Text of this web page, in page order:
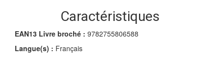
Caractéristiques
EAN13 Livre broché : 9782755806588
Langue(s) : Français